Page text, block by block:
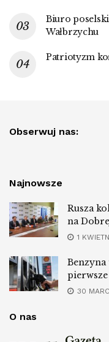
Biuro
Wałbrzychu
Patriotyzm
Obserwuj nas:
Najnowsze
Rusza
na
1
Benzyna
30
O nas